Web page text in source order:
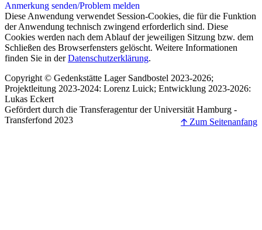
Anmerkung senden/Problem melden
Diese Anwendung verwendet Session-Cookies, die für die Funktion
der Anwendung technisch zwingend erforderlich sind. Diese
Cookies werden nach dem Ablauf der jeweiligen Sitzung bzw. dem
Schließen des Browserfensters gelöscht. Weitere Informationen
finden Sie in derDatenschutzerklärung.
Copyright © Gedenkstätte Lager Sandbostel 2023-2026;
Projektleitung 2023-2024: Lorenz Luick; Entwicklung 2023-2026:
Lukas Eckert
Gefördert durch die Transferagentur der Universität Hamburg -
Transferfond 2023
🡩 Zum Seitenanfang